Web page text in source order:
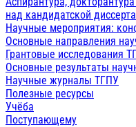
над кандидатской
Научные мероприятия:
Основные направления
Грантовые исследования
Основные результаты
Научные журналы ТГПУ
Полезные ресурсы
Учёба
Поступающему